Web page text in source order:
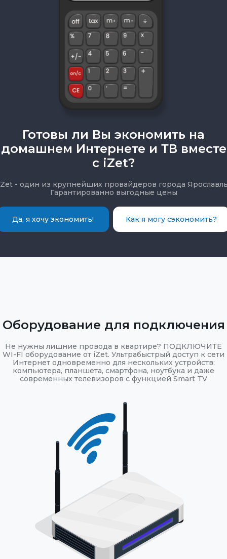
Готовы ли Вы экономить на
домашнем Интернете и ТВ вместе
с iZet?
- один из крупнейших провайдеров города
Гарантированно выгодные цены
Да, я хочу экономить! Как я могу сэкономить?
Оборудование для подключения
Не нужны лишние провода в квартире? ПОДКЛЮЧИТЕ
WI-FI оборудование от iZet. Ультрабыстрый доступ к сети
Интернет одновременно для нескольких устройств:
компьютера, планшета, смартфона, ноутбука и даже
современных телевизоров с функцией Smart TV